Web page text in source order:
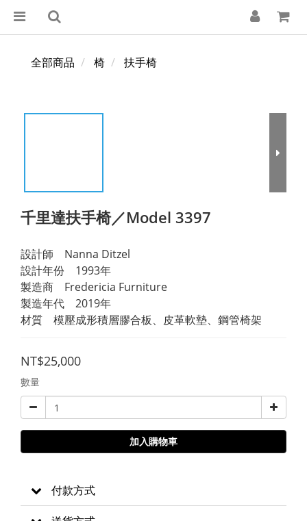
全部商品 椅 扶手椅
千里達扶手椅／Model 3397
設計師　Nanna Ditzel
設計年份　1993年
製造商　Fredericia Furniture
製造年代　2019年
材質　模壓成形積層膠合板、皮革軟墊、鋼管椅架
NT$25,000
數量
加入購物車
付款方式